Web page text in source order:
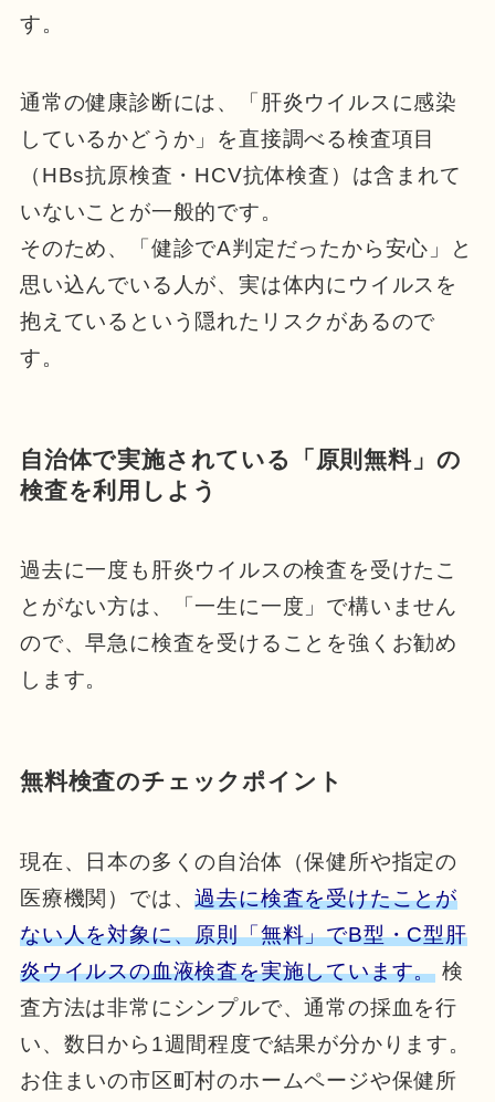
す。
通常の健康診断には、「肝炎ウイルスに感染
しているかどうか」を直接調べる検査項目
（HBs抗原検査・HCV抗体検査）は含まれて
いないことが一般的です。
そのため、「健診でA判定だったから安心」と
思い込んでいる人が、実は体内にウイルスを
抱えているという隠れたリスクがあるので
す。
自治体で実施されている「原則無料」の
検査を利用しよう
過去に一度も肝炎ウイルスの検査を受けたこ
とがない方は、「一生に一度」で構いません
ので、早急に検査を受けることを強くお勧め
します。
無料検査のチェックポイント
現在、日本の多くの自治体（保健所や指定の
医療機関）では、過去に検査を受けたことが
ない人を対象に、原則「無料」でB型・C型肝
炎ウイルスの血液検査を実施しています。 検
査方法は非常にシンプルで、通常の採血を行
い、数日から1週間程度で結果が分かります。
お住まいの市区町村のホームページや保健所